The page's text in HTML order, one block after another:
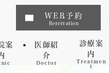
WEB予約
Reservation
案
医師紹
介
Doctor
診療案
内
Treatmen
t